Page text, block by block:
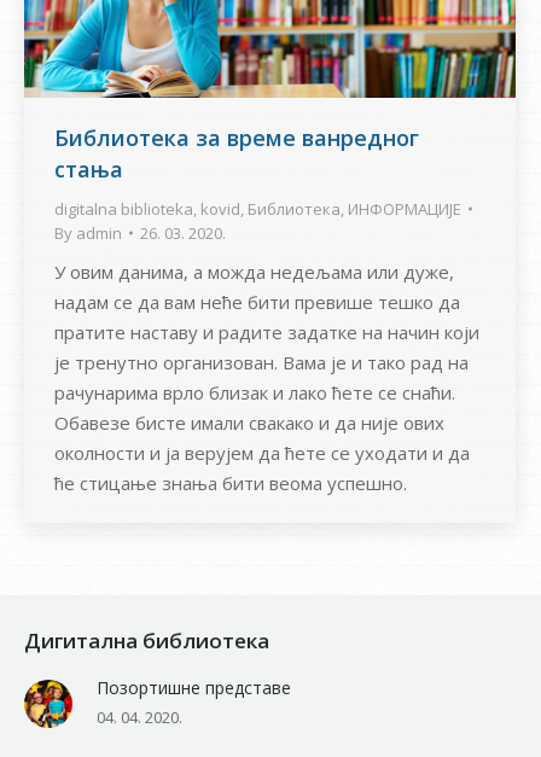
Библиотека за време ванредног
стања
digitalna biblioteka, kovid, Библиотека, ИНФОРМАЦИЈЕ
By admin 26. 03. 2020.
У овим данима, а можда недељама или дуже,
надам се да вам неће бити превише тешко да
пратите наставу и радите задатке на начин који
је тренутно организован. Вама је и тако рад на
рачунарима врло близак и лако ћете се снаћи.
Обавезе бисте имали свакако и да није ових
околности и ја верујем да ћете се уходати и да
ће стицање знања бити веома успешно.
Дигитална библиотека
Позортишне представе
04. 04. 2020.